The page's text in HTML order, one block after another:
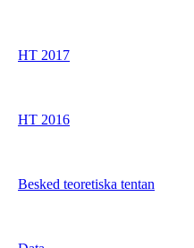
HT 2017
HT 2016
Besked teoretiska tentan